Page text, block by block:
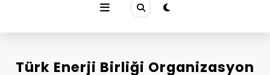
Türk Enerji Birliği Organizasyon